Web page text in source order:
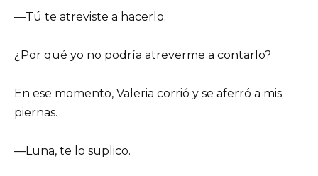
—Tú te atreviste a hacerlo.
¿Por qué yo no podría atreverme a contarlo?
En ese momento, Valeria corrió y se aferró a mis
piernas.
—Luna, te lo suplico.